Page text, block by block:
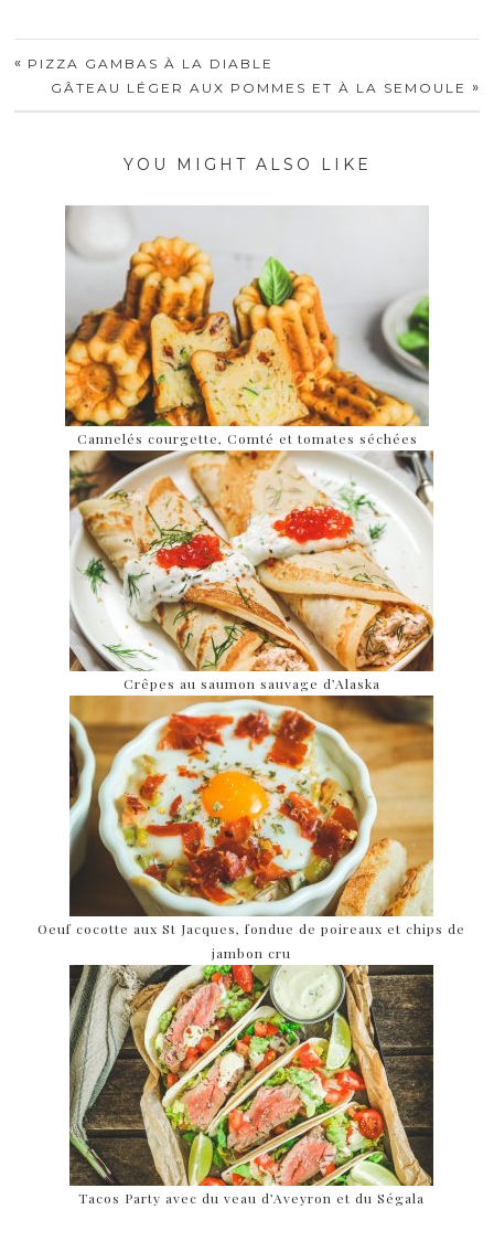
« PIZZA GAMBAS À LA DIABLE
GÂTEAU LÉGER AUX POMMES ET À LA SEMOULE »
YOU MIGHT ALSO LIKE
Cannelés courgette, Comté et tomates séchées
Crêpes au saumon sauvage d’Alaska
Oeuf cocotte aux St Jacques, fondue de poireaux et chips de
jambon cru
Tacos Party avec du veau d’Aveyron et du Ségala